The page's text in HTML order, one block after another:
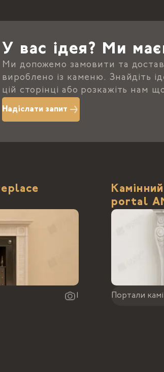
У вас ідея? Ми
Ми допожемо замовити та
вироблено із каменю. Знайдіть
цій сторінці або розкажіть нам
Надіслати запит
portal
Портали